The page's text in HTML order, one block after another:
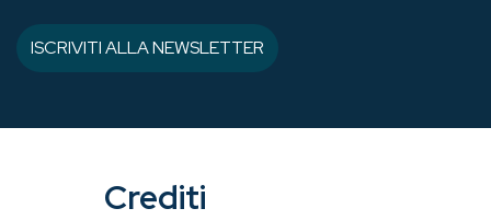
Crediti